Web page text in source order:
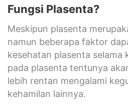
Fungsi Plasenta?
Meskipun plasenta
namun beberapa faktor
kesehatan plasenta selama
pada plasenta tentunya
lebih rentan mengalami
kehamilan lainnya.